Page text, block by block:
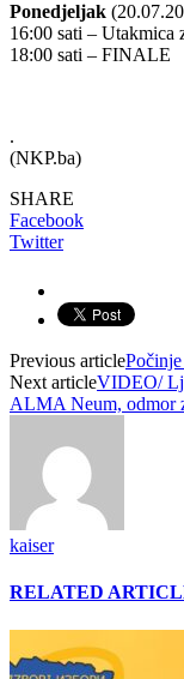
Ponedjeljak
16:00 sati – Utakmica
18:00 sati – FINALE
.
(NKP.ba)
SHARE
Facebook
Twitter
Previous article
Next articleVIDEO/
ALMA Neum, odmor
kaiser
RELATED